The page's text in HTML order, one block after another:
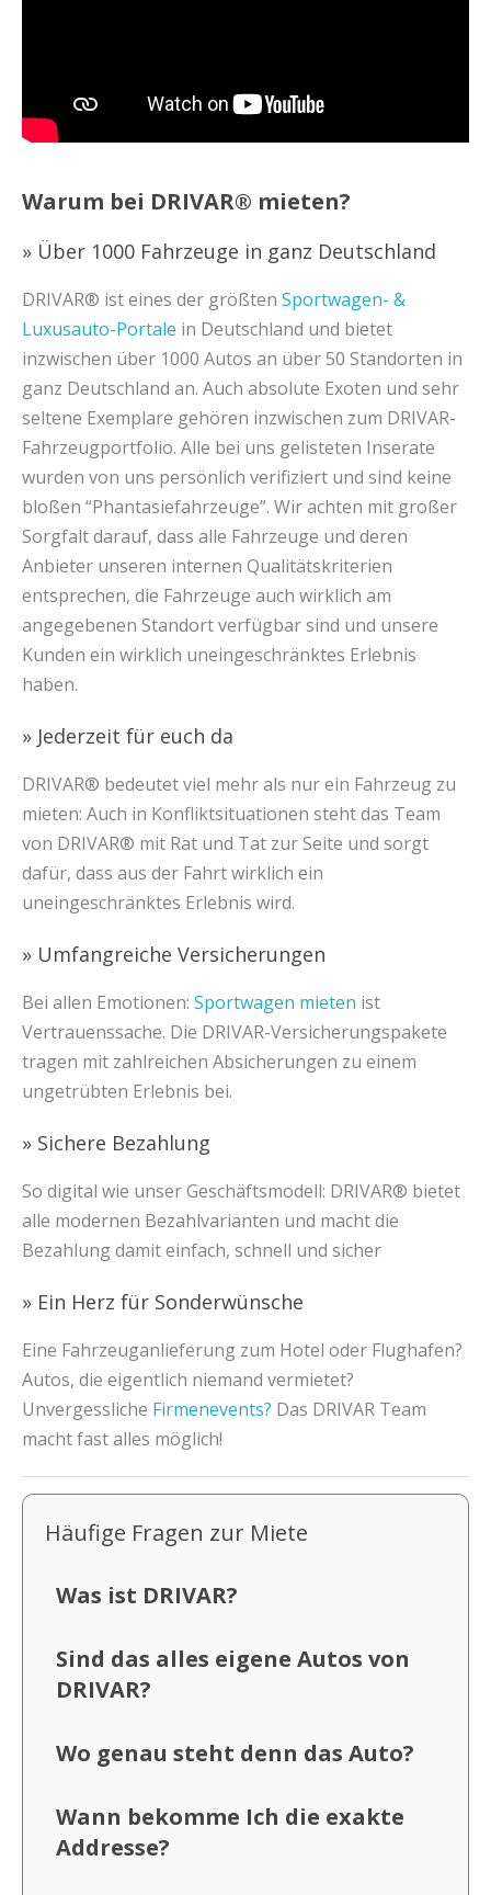
Warum bei DRIVAR® mieten?
» Über 1000 Fahrzeuge in ganz Deutschland
DRIVAR® ist eines der größten Sportwagen- &
Luxusauto-Portale in Deutschland und bietet
inzwischen über 1000 Autos an über 50 Standorten in
ganz Deutschland an. Auch absolute Exoten und sehr
seltene Exemplare gehören inzwischen zum DRIVAR-
Fahrzeugportfolio. Alle bei uns gelisteten Inserate
wurden von uns persönlich verifiziert und sind keine
bloßen “Phantasiefahrzeuge”. Wir achten mit großer
Sorgfalt darauf, dass alle Fahrzeuge und deren
Anbieter unseren internen Qualitätskriterien
entsprechen, die Fahrzeuge auch wirklich am
angegebenen Standort verfügbar sind und unsere
Kunden ein wirklich uneingeschränktes Erlebnis
haben.
» Jederzeit für euch da
DRIVAR® bedeutet viel mehr als nur ein Fahrzeug zu
mieten: Auch in Konfliktsituationen steht das Team
von DRIVAR® mit Rat und Tat zur Seite und sorgt
dafür, dass aus der Fahrt wirklich ein
uneingeschränktes Erlebnis wird.
» Umfangreiche Versicherungen
Bei allen Emotionen: Sportwagen mieten ist
Vertrauenssache. Die DRIVAR-Versicherungspakete
tragen mit zahlreichen Absicherungen zu einem
ungetrübten Erlebnis bei.
» Sichere Bezahlung
So digital wie unser Geschäftsmodell: DRIVAR® bietet
alle modernen Bezahlvarianten und macht die
Bezahlung damit einfach, schnell und sicher
» Ein Herz für Sonderwünsche
Eine Fahrzeuganlieferung zum Hotel oder Flughafen?
Autos, die eigentlich niemand vermietet?
Unvergessliche Firmenevents? Das DRIVAR Team
macht fast alles möglich!
Häufige Fragen zur Miete
Was ist DRIVAR?
Sind das alles eigene Autos von
DRIVAR?
Wo genau steht denn das Auto?
Wann bekomme Ich die exakte
Addresse?